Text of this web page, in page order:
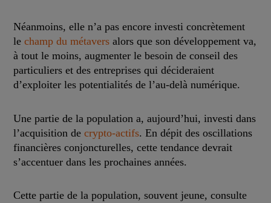
Néanmoins, elle n’a pas encore investi concrètement
lechamp du métavers alors que son développement va,
à tout le moins, augmenter le besoin de conseil des
particuliers et des entreprises qui décideraient
d’exploiter les potentialités de l’au-delà numérique.
Une partie de la population a, aujourd’hui, investi dans
l’acquisition decrypto-actifs. En dépit des oscillations
financières conjoncturelles, cette tendance devrait
s’accentuer dans les prochaines années.
Cette partie de la population, souvent jeune, consulte